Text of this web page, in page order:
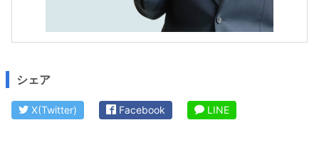
シェア
X(Twitter) Facebook LINE